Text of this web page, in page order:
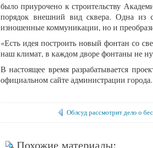
было приурочено к строительству
порядок внешний вид сквера. Одна из
изношенные коммуникации, но и
«Есть идея построить новый фонтан со
наш климат, в каждом дворе фонтаны не
В настоящее время разрабатывается
официальном сайте администрации города.
Облсуд рассмотрит дело о
Похожие материалы: